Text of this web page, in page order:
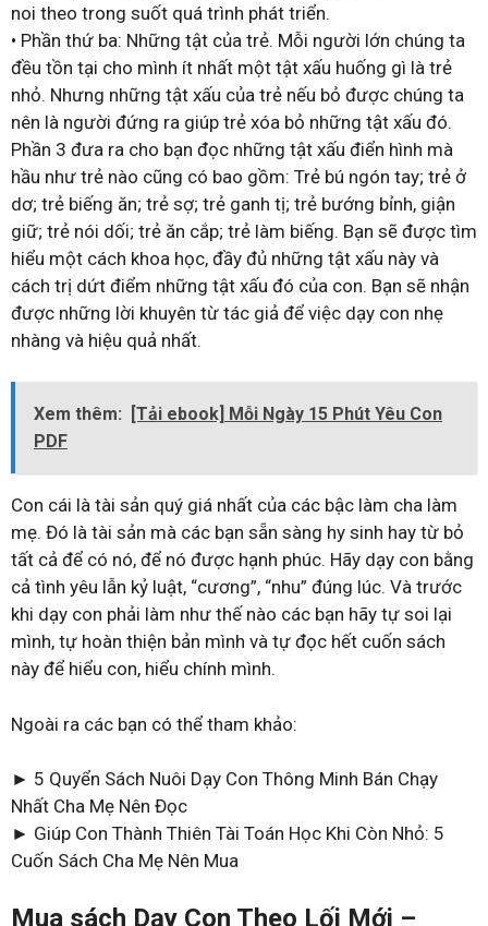
noi theo trong suốt quá trình phát triển.
• Phần thứ ba: Những tật của trẻ. Mỗi người lớn chúng ta
đều tồn tại cho mình ít nhất một tật xấu huống gì là trẻ
nhỏ. Nhưng những tật xấu của trẻ nếu bỏ được chúng ta
nên là người đứng ra giúp trẻ xóa bỏ những tật xấu đó.
Phần 3 đưa ra cho bạn đọc những tật xấu điển hình mà
hầu như trẻ nào cũng có bao gồm: Trẻ bú ngón tay; trẻ ở
dơ; trẻ biếng ăn; trẻ sợ; trẻ ganh tị; trẻ bướng bỉnh, giận
giữ; trẻ nói dối; trẻ ăn cắp; trẻ làm biếng. Bạn sẽ được tìm
hiểu một cách khoa học, đầy đủ những tật xấu này và
cách trị dứt điểm những tật xấu đó của con. Bạn sẽ nhận
được những lời khuyên từ tác giả để việc dạy con nhẹ
nhàng và hiệu quả nhất.
Xem thêm:
[Tải ebook] Mỗi Ngày 15 Phút Yêu Con
PDF
Con cái là tài sản quý giá nhất của các bậc làm cha làm
mẹ. Đó là tài sản mà các bạn sẵn sàng hy sinh hay từ bỏ
tất cả để có nó, để nó được hạnh phúc. Hãy dạy con bằng
cả tình yêu lẫn kỷ luật, “cương”, “nhu” đúng lúc. Và trước
khi dạy con phải làm như thế nào các bạn hãy tự soi lại
mình, tự hoàn thiện bản mình và tự đọc hết cuốn sách
này để hiểu con, hiểu chính mình.
Ngoài ra các bạn có thể tham khảo:
► 5 Quyển Sách Nuôi Dạy Con Thông Minh Bán Chạy
Nhất Cha Mẹ Nên Đọc
► Giúp Con Thành Thiên Tài Toán Học Khi Còn Nhỏ: 5
Cuốn Sách Cha Mẹ Nên Mua
Mua sách Dạy Con Theo Lối Mới –